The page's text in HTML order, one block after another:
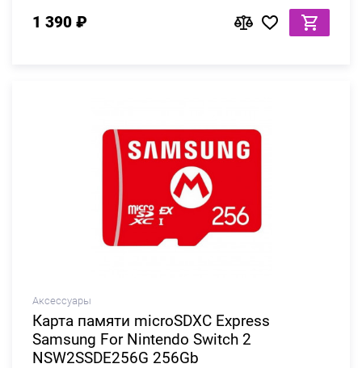
1 390 ₽
Аксессуары
Карта памяти microSDXC Express
Samsung For Nintendo Switch 2
NSW2SSDE256G 256Gb